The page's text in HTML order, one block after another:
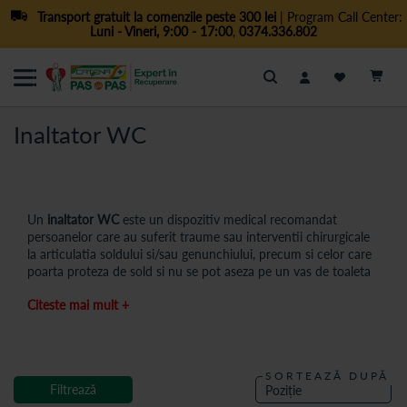
Transport gratuit la comenzile peste 300 lei| Program Call Center:
Luni - Vineri, 9:00 - 17:00, 0374.336.802
Cautare
Inaltator WC
Un inaltator WC este un dispozitiv medical recomandat
persoanelor care au suferit traume sau interventii chirurgicale
la articulatia soldului si/sau genunchiului, precum si celor care
poarta proteza de sold si nu se pot aseza pe un vas de toaleta
recomandata si persoanelor in varsta, cu dificultati de
monta pe orice vas de forma si dimensiune uzuala. De
asemenea, prinderea este sigura datorita clapelor de fixare.
Citeste mai mult +
SORTEAZĂ DUPĂ
Filtrează